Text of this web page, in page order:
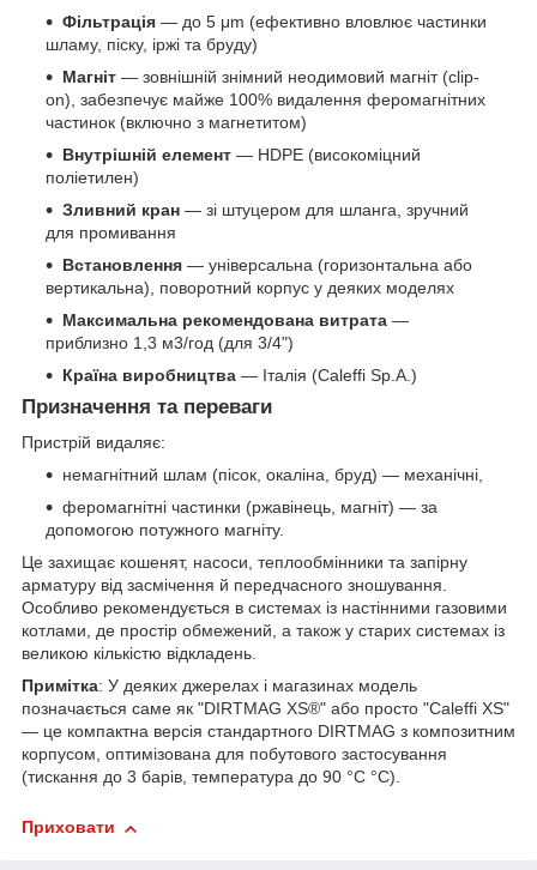
Фільтрація — до 5 μm (ефективно вловлює частинки
шламу, піску, іржі та бруду)
Магніт — зовнішній знімний неодимовий магніт (clip-
on), забезпечує майже 100% видалення феромагнітних
частинок (включно з магнетитом)
Внутрішній елемент — HDPE (високоміцний
поліетилен)
Зливний кран — зі штуцером для шланга, зручний
для промивання
Встановлення — універсальна (горизонтальна або
вертикальна), поворотний корпус у деяких моделях
Максимальна рекомендована витрата —
приблизно 1,3 м3/год (для 3/4")
Країна виробництва — Італія (Caleffi Sp.A.)
Призначення та переваги
Пристрій видаляє:
немагнітний шлам (пісок, окаліна, бруд) — механічні,
феромагнітні частинки (ржавінець, магніт) — за
допомогою потужного магніту.
Це захищає кошенят, насоси, теплообмінники та запірну
арматуру від засмічення й передчасного зношування.
Особливо рекомендується в системах із настінними газовими
котлами, де простір обмежений, а також у старих системах із
великою кількістю відкладень.
Примітка: У деяких джерелах і магазинах модель
позначається саме як "DIRTMAG XS®" або просто "Caleffi XS"
— це компактна версія стандартного DIRTMAG з композитним
корпусом, оптимізована для побутового застосування
(тискання до 3 барів, температура до 90 °C °C).
Приховати